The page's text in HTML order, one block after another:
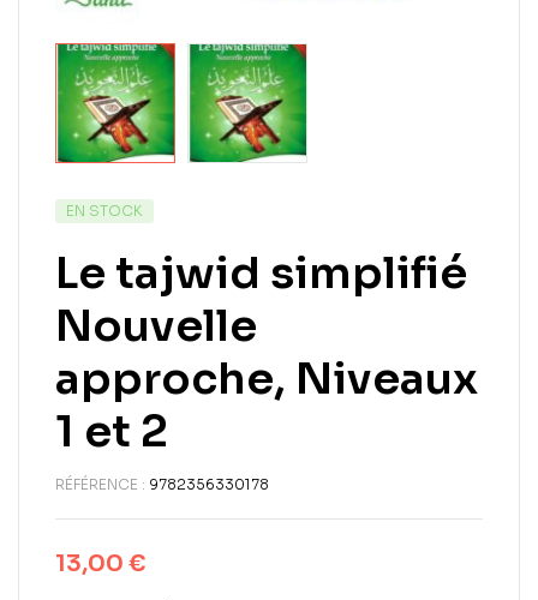
EN STOCK
Le tajwid simplifié
Nouvelle
approche, Niveaux
1 et 2
RÉFÉRENCE : 9782356330178
13,00 €